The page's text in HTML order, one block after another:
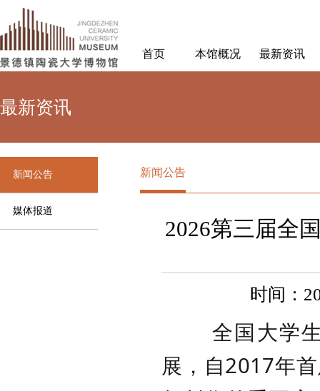
首页 本馆概况 最新资讯
最新资讯
新闻公告
媒体报道
新闻公告
2026第三届全
时间：
全国大学生
展，自2017年